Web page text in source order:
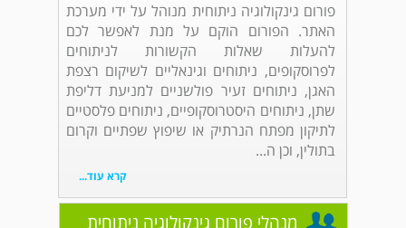
פורום גינקולוגיה ניתוחית מנוהל על ידי מערכת
האתר. הפורום הוקם על מנת לאפשר לכם
להעלות שאלות הקשורות לניתוחים
לפרוסקופים, ניתוחים וגינאליים לשיקום רצפת
האגן, ניתוחים זעיר פולשניים למניעת דליפת
שתן, ניתוחים היסטרוסקופיים, ניתוחים פלסטיים
לתיקון מפתח הנרתיק או שיפוץ שפתיים וקרום
בתולין, וכן ה...
קרא עוד...
מנהלי פורום גינקולוגיה ניתוחית